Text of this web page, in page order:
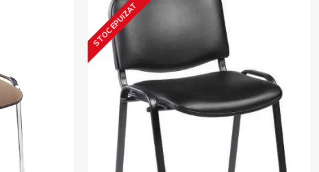
STOC EPUIZAT